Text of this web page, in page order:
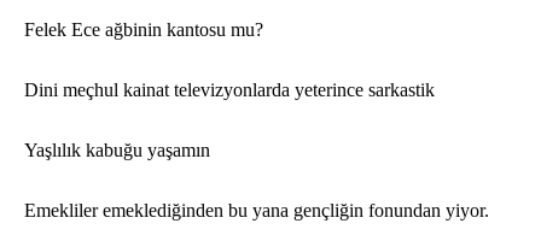
Felek Ece ağbinin kantosu mu?
Dini meçhul kainat televizyonlarda yeterince sarkastik
Yaşlılık kabuğu yaşamın
Emekliler emeklediğinden bu yana gençliğin fonundan yiyor.